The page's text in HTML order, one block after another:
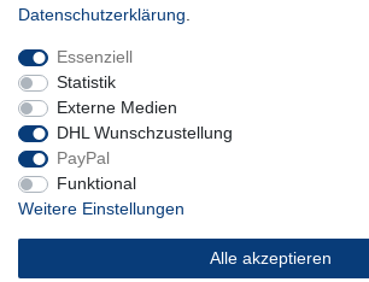
Daten­schutz­erklärung
Essenziell
Statistik
Externe Medien
DHL Wunschzustellung
PayPal
Funktional
Weitere Einstellungen
Alle akzeptieren